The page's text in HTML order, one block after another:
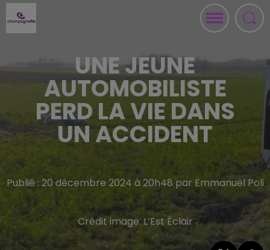
UNE JEUNE
AUTOMOBILISTE
PERD LA VIE DANS
UN ACCIDENT
Publié : 20 décembre 2024 à 20h48 par Emmanuel Poli
Crédit image: L’Est Éclair